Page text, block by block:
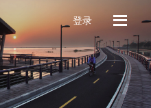
登录